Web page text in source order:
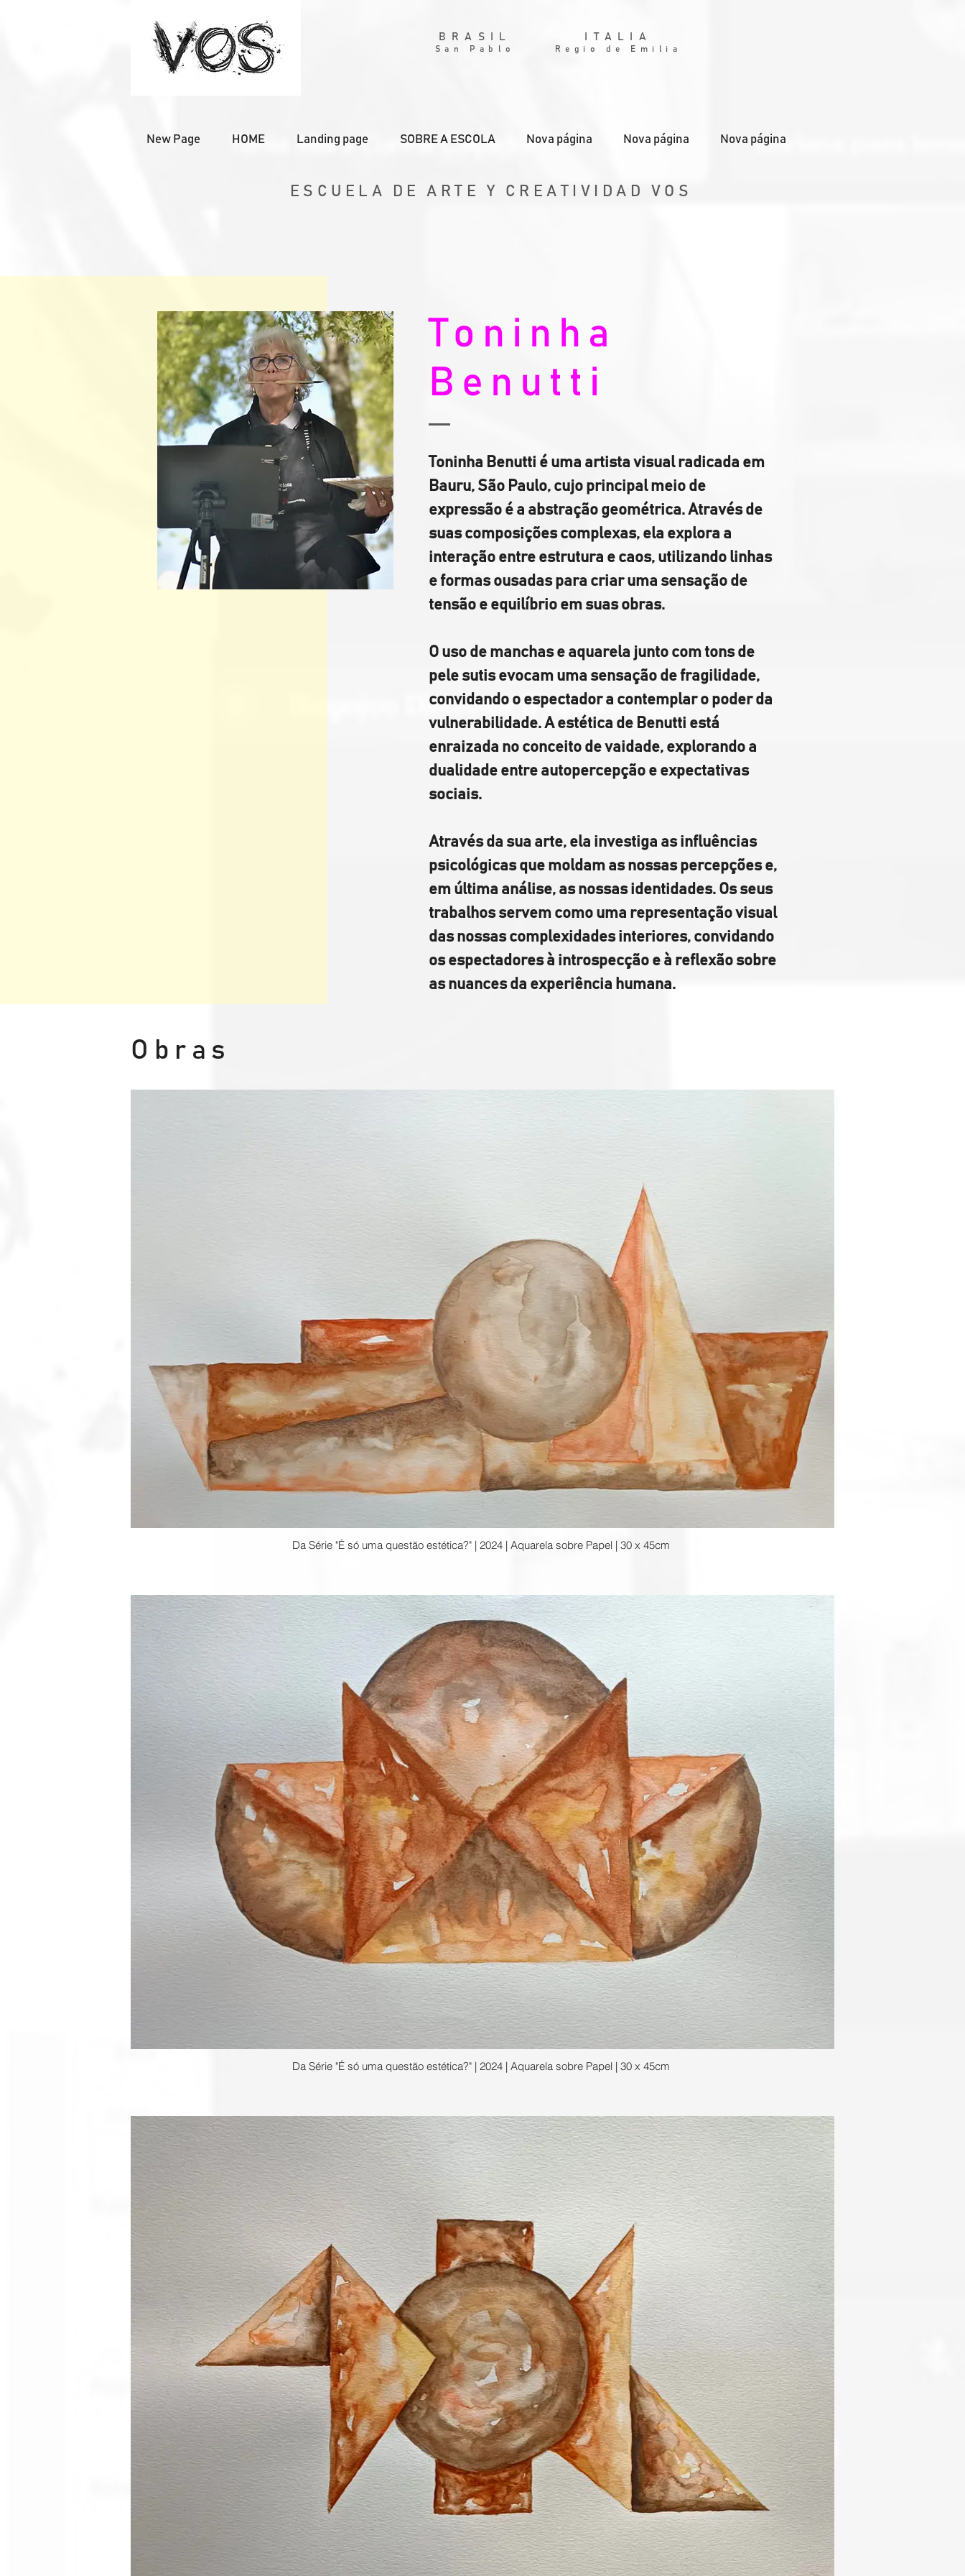
BRASIL
San Pablo
ITALIA
Regio de Emilia
New Page HOME Landing page SOBRE A ESCOLA Nova página Nova página Nova página
ESCUELA DE ARTE Y CREATIVIDAD VOS
Toninha
Benutti
Toninha Benutti é uma artista visual radicada em
Bauru, São Paulo, cujo principal meio de
expressão é a abstração geométrica. Através de
suas composições complexas, ela explora a
interação entre estrutura e caos, utilizando linhas
e formas ousadas para criar uma sensação de
tensão e equilíbrio em suas obras.
O uso de manchas e aquarela junto com tons de
pele sutis evocam uma sensação de fragilidade,
convidando o espectador a contemplar o poder da
vulnerabilidade. A estética de Benutti está
enraizada no conceito de vaidade, explorando a
dualidade entre autopercepção e expectativas
sociais.
Através da sua arte, ela investiga as influências
psicológicas que moldam as nossas percepções e,
em última análise, as nossas identidades. Os seus
trabalhos servem como uma representação visual
das nossas complexidades interiores, convidando
os espectadores à introspecção e à reflexão sobre
as nuances da experiência humana.
Obras
Da Série "É só uma questão estética?" | 2024 | Aquarela sobre Papel | 30 x 45cm
Da Série "É só uma questão estética?" | 2024 | Aquarela sobre Papel | 30 x 45cm